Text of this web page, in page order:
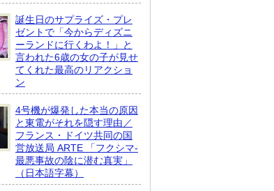
誕生日のサプライズ・プレ
ゼントで「今からディズニ
ーランドに行くわよ！」と
言われた6歳の女の子が見せ
てくれた最高のリアクショ
ン
4号機が爆発した本当の原因
と東電がそれを隠す理由／
フランス・ドイツ共同の国
営放送局 ARTE 「フクシマ-
最悪事故の陰に潜む真実」
（日本語字幕）